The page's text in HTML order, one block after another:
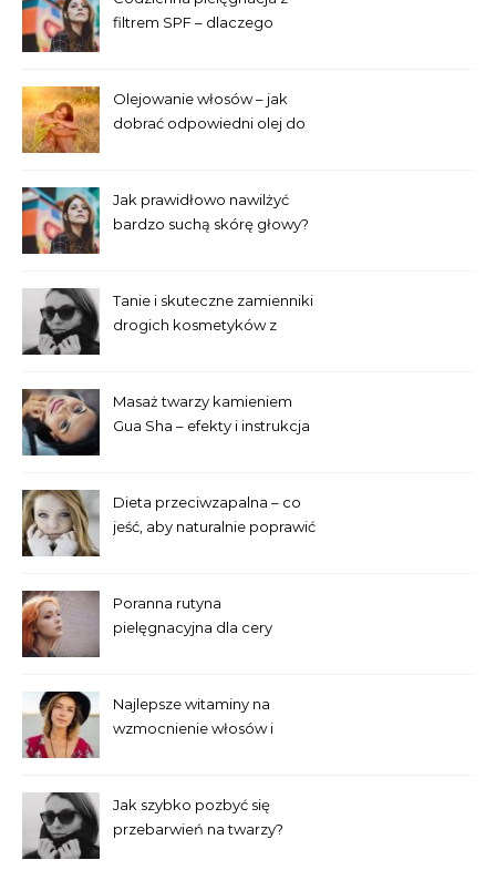
filtrem SPF – dlaczego
Olejowanie włosów – jak
dobrać odpowiedni olej do
Jak prawidłowo nawilżyć
bardzo suchą skórę głowy?
Tanie i skuteczne zamienniki
drogich kosmetyków z
Masaż twarzy kamieniem
Gua Sha – efekty i instrukcja
Dieta przeciwzapalna – co
jeść, aby naturalnie poprawić
Poranna rutyna
pielęgnacyjna dla cery
Najlepsze witaminy na
wzmocnienie włosów i
Jak szybko pozbyć się
przebarwień na twarzy?